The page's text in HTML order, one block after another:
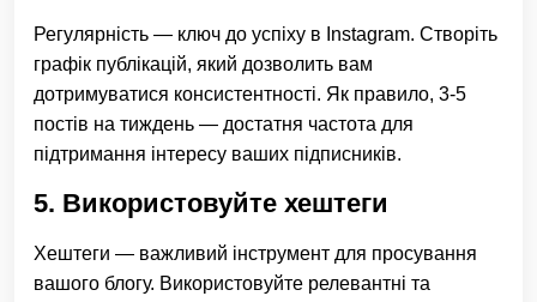
Регулярність — ключ до успіху в Instagram. Створіть
графік публікацій, який дозволить вам
дотримуватися консистентності. Як правило, 3-5
постів на тиждень — достатня частота для
підтримання інтересу ваших підписників.
5. Використовуйте хештеги
Хештеги — важливий інструмент для просування
вашого блогу. Використовуйте релевантні та